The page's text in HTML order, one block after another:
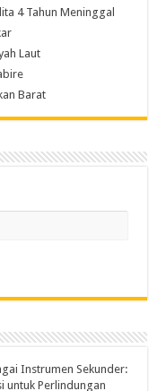
4 Tahun Meninggal
Laut
Barat
Instrumen Sekunder:
untuk Perlindungan